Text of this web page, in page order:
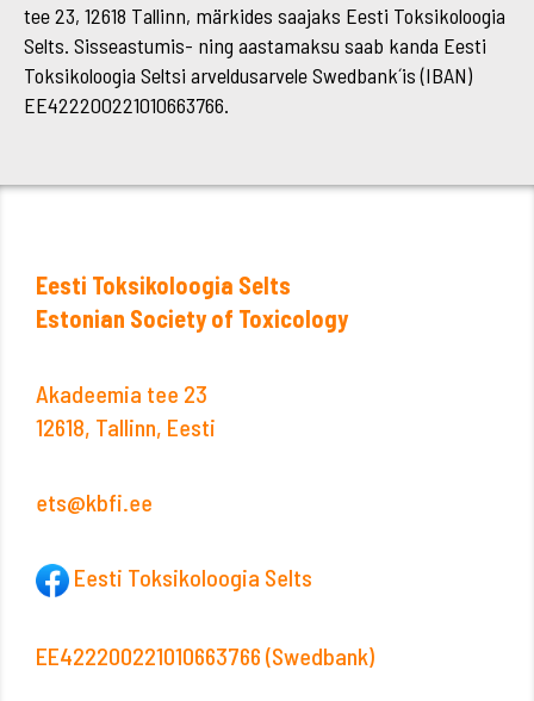
tee 23, 12618 Tallinn, märkides saajaks Eesti Toksikoloogia
Selts. Sisseastumis- ning aastamaksu saab kanda Eesti
Toksikoloogia Seltsi arveldusarvele Swedbank´is (IBAN)
EE422200221010663766.
Eesti Toksikoloogia Selts
Estonian Society of Toxicology
Akadeemia tee 23
12618, Tallinn, Eesti
ets@kbfi.ee
Eesti Toksikoloogia Selts
EE422200221010663766 (Swedbank)